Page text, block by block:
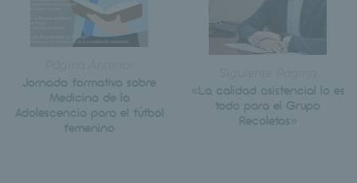
Jornada formativa sobre
Medicina de la
Adolescencia para el fútbol
femenino
«La calidad asistencial lo es
todo para el Grupo
Recoletas»